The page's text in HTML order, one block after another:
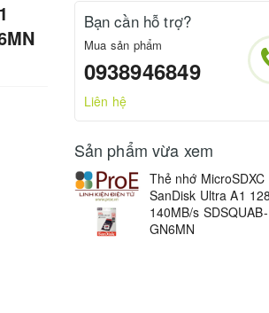
Bạn cần hỗ trợ?
Mua sản phẩm
0938946849
Liên hệ
Sản phẩm vừa xem
Thẻ nhớ MicroSDXC
SanDisk Ultra A1
140MB/s
GN6MN